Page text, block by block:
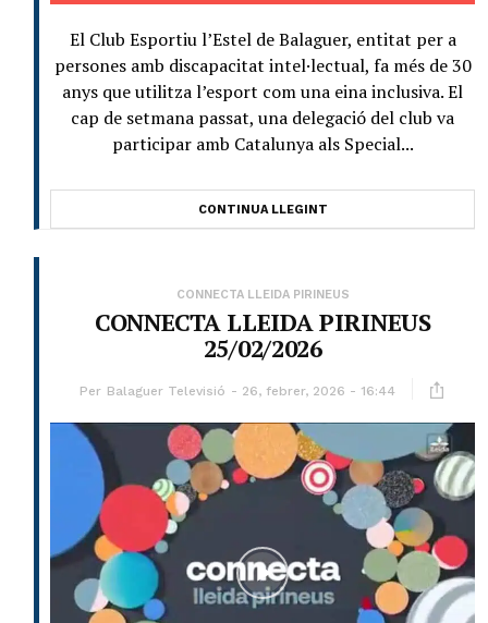
El Club Esportiu l’Estel de Balaguer, entitat per a
persones amb discapacitat intel·lectual, fa més de 30
anys que utilitza l’esport com una eina inclusiva. El
cap de setmana passat, una delegació del club va
participar amb Catalunya als Special...
CONTINUA LLEGINT
CONNECTA LLEIDA PIRINEUS
CONNECTA LLEIDA PIRINEUS
25/02/2026
Per Balaguer Televisió 26, febrer, 2026 - 16:44